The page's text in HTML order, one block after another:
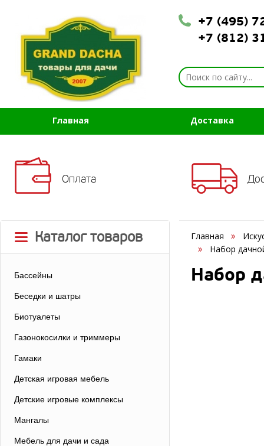
+7 (495)
+7 (812)
Главная Доставка
Оплата
Каталог товаров
Бассейны
Беседки и шатры
Биотуалеты
Газонокосилки и триммеры
Гамаки
Детская игровая мебель
Детские игровые комплексы
Мангалы
Мебель для дачи и сада
Главная
Набор
Набор